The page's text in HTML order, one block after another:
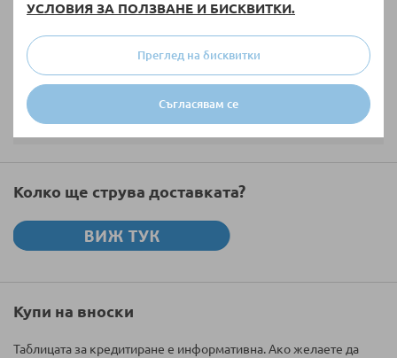
УСЛОВИЯ ЗА ПОЛЗВАНЕ И БИСКВИТКИ.
Съгласявам се
Преглед на бисквитки
Колко ще струва доставката?
Купи на вноски
Таблицата за кредитиране е информативна. Ако желаете да